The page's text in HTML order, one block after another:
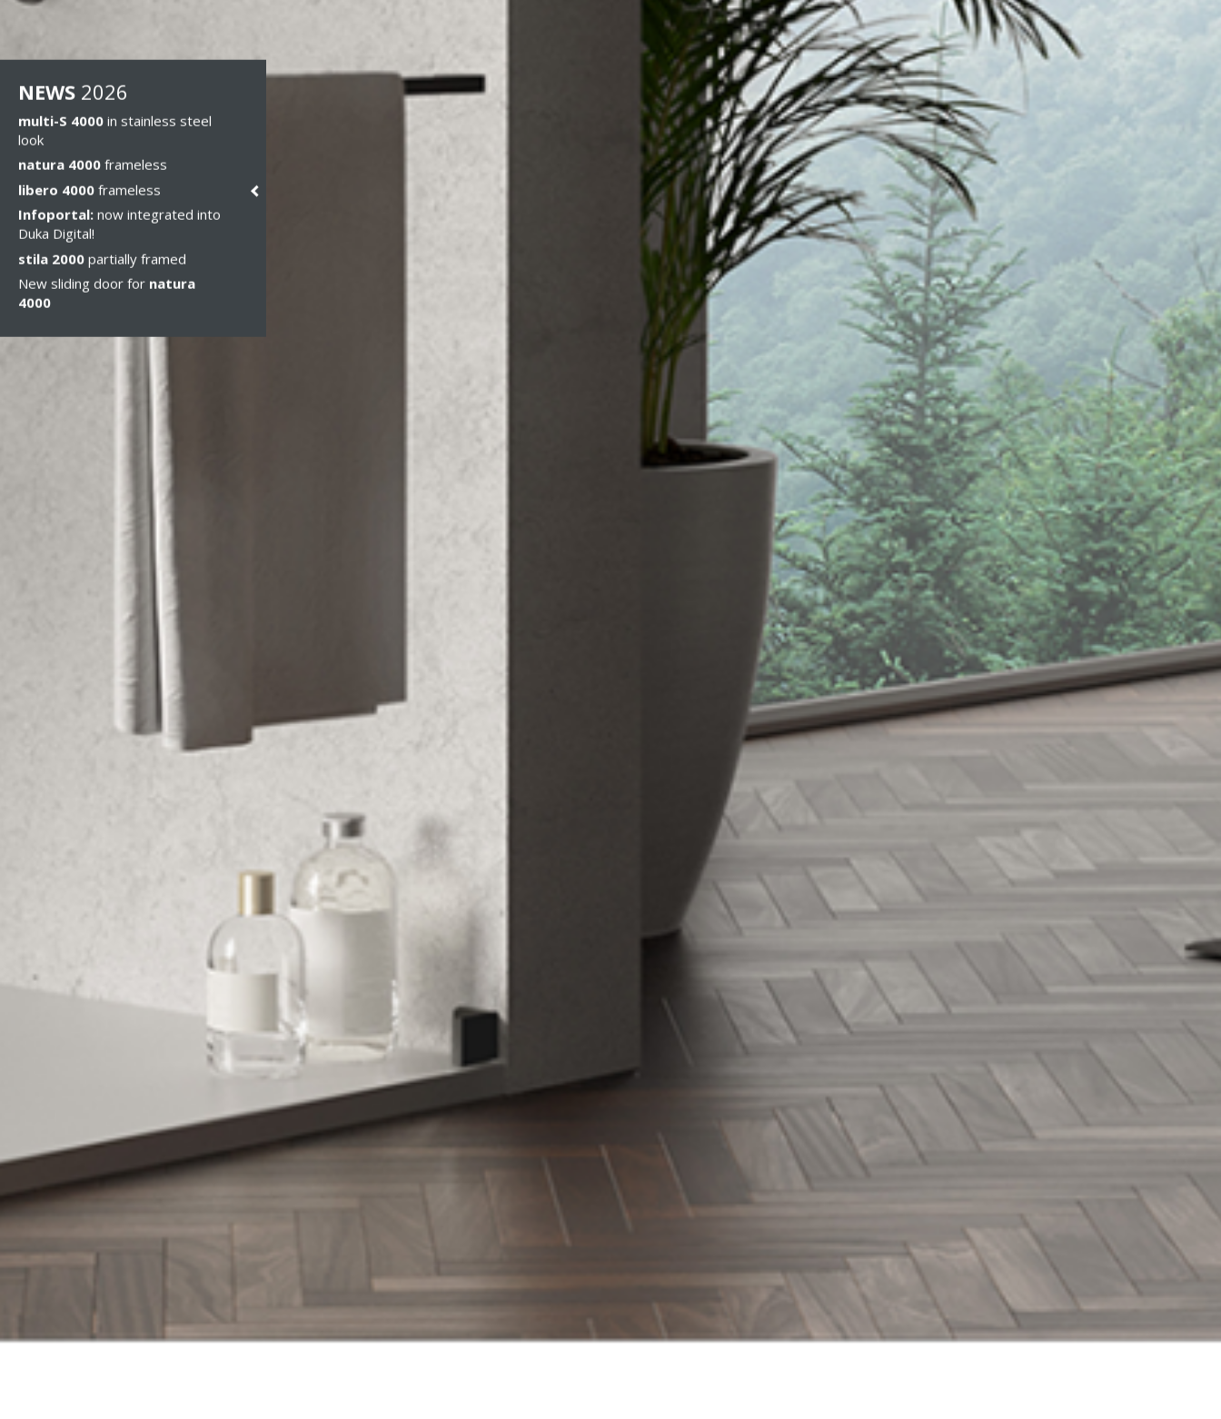
NEWS 2026
multi-S 4000 in stainless steel
look
natura 4000 frameless
libero 4000 frameless
Infoportal: now integrated into
Duka Digital!
stila 2000 partially framed
New sliding door for natura
4000